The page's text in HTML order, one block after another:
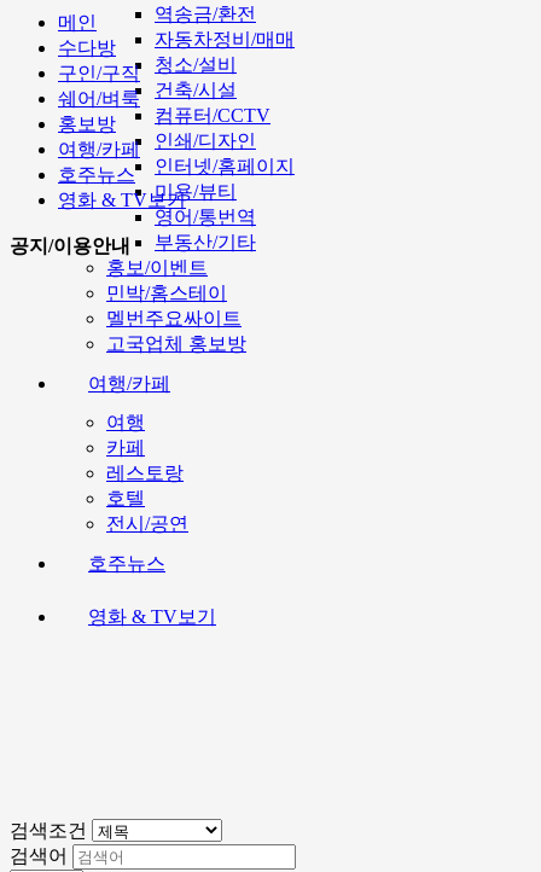
역송금/환전
자동차정비/매매
청소/설비
건축/시설
컴퓨터/CCTV
인쇄/디자인
인터넷/홈페이지
미용/뷰티
영어/통번역
부동산/기타
홍보/이벤트
민박/홈스테이
멜번주요싸이트
고국업체 홍보방
여행/카페
여행
카페
레스토랑
호텔
전시/공연
호주뉴스
영화 & TV보기
메인
수다방
구인/구직
쉐어/벼룩
홍보방
여행/카페
호주뉴스
영화 & TV보기
공지/이용안내
검색조건
검색어